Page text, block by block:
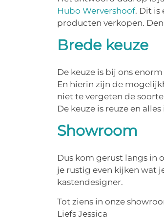
Hubo Wervershoof. Dit is
producten verkopen.
Brede keuze
De keuze is bij ons
En hierin zijn de
niet te vergeten de
De keuze is reuze en
Showroom
Dus kom gerust langs in
je rustig even kijken wat
kastendesigner.
Tot ziens in onze
Liefs Jessica